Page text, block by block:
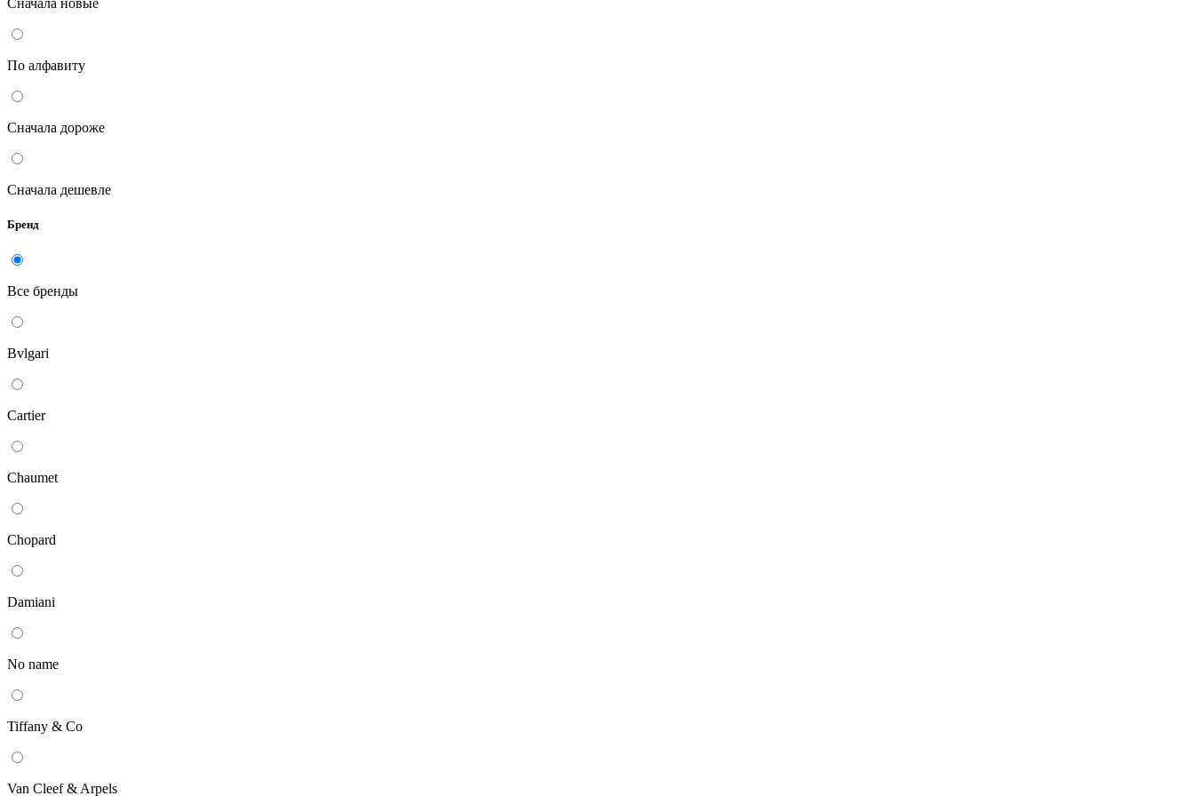
По алфавиту
Сначала дороже
Сначала дешевле
Бренд
Все бренды
Bvlgari
Cartier
Chaumet
Chopard
Damiani
No name
Tiffany & Co
Van Cleef & Arpels